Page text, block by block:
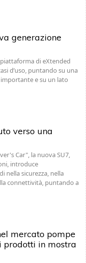
generazione
di eXtended
d’uso, puntando su una
e su un lato
verso una
Car", la nuova SU7,
introduce
nella sicurezza, nella
connettività, puntando a
mercato pompe
prodotti in mostra